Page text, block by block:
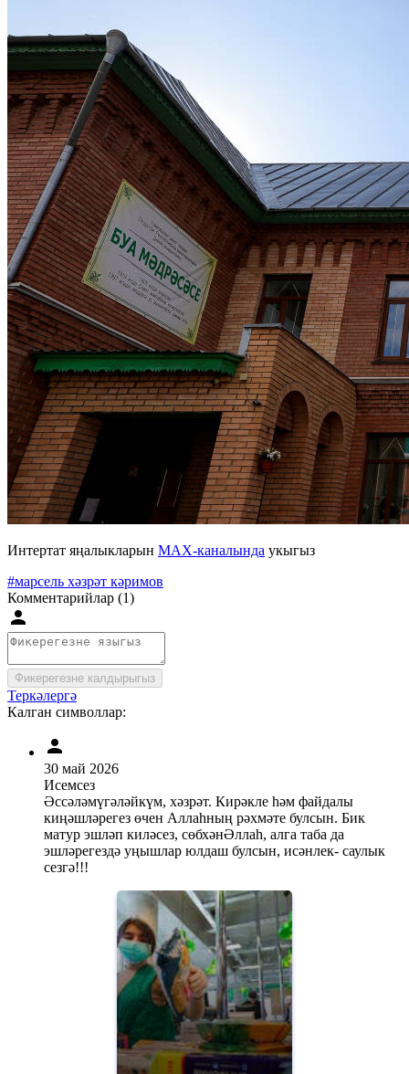
Интертат яңалыкларын MAX-каналында укыгыз
#марсель хәзрәт кәримов
Комментарийлар (1)
Фикерегезне калдырыгыз
Теркәлергә
Калган символлар:
30 май 2026
Исемсез
Әссәләмүгәләйкүм, хәзрәт. Кирәкле һәм файдалы
киңәшләрегез өчен Аллаһның рәхмәте булсын. Бик
матур эшләп киләсез, сөбхәнӘллаһ, алга таба да
эшләрегездә уңышлар юлдаш булсын, исәнлек- саулык
сезгә!!!